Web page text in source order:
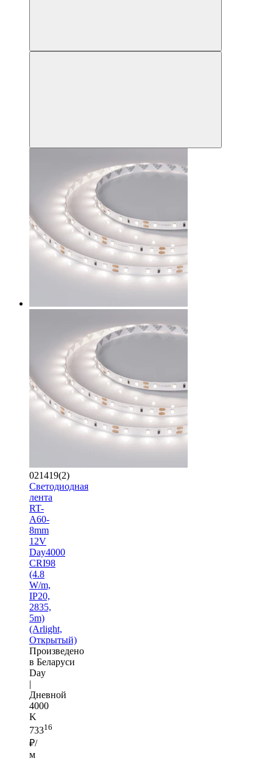
021419(2)
Светодиодная
лента
RT-
A60-
8mm
12V
Day4000
CRI98
(4.8
W/m,
IP20,
2835,
5m)
(Arlight,
Открытый)
Произведено
в Беларуси
Day
|
Дневной
4000
K
73316
₽/
м